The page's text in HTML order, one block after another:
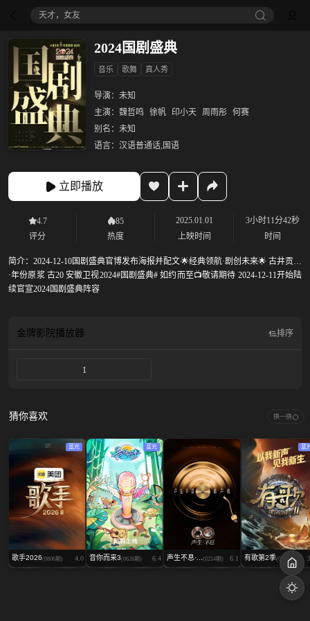
天才，女友
2024国剧盛典
音乐 歌舞 真人秀
导演： 未知
主演： 魏哲鸣 徐帆 印小天 周雨彤
何赛
别名： 未知
语言： 汉语普通话,国语
立即播放
4.7
评分
85
热度
2025.01.01
上映时间
3小时11分42秒
时间
简介：2024-12-10国剧盛典官博发布海报并配文🌟经典领航·剧创未来🌟 古井贡酒
·年份原浆 古20 安徽卫视2024#国剧盛典# 如约而至📺敬请期待 2024-12-11开始陆
续官宣2024国剧盛典阵容
金牌影院播放器 排序
1
猜你喜欢 换一换
蓝光
歌手2026(0806期) 4.0
蓝光
音你而来3(0626期) 6.4 声生不息·... (0214期) 6.1
蓝
有歌第2季(0309期)